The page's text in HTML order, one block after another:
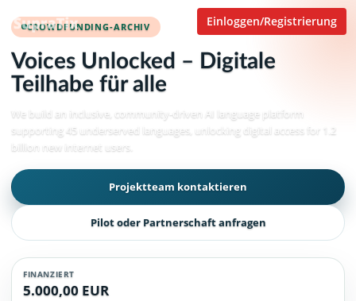
Einloggen/Registrierung
CROWDFUNDING-ARCHIV
Voices Unlocked – Digitale
Teilhabe für alle
We build an inclusive, community-driven AI language platform
supporting 45 underserved languages, unlocking digital access for 1.2
billion new internet users.
Projektteam kontaktieren
Pilot oder Partnerschaft anfragen
FINANZIERT
5.000,00 EUR